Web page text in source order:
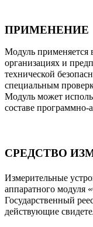
ПРИМЕНЕНИЕ
Модуль применяется
организациях и
технической
специальным
Модуль может
составе
СРЕДСТВО
Измерительные
аппаратного
Государственный
действующие